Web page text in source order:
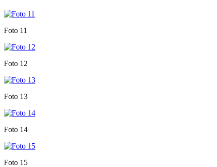
Foto 11
Foto 12
Foto 13
Foto 14
Foto 15